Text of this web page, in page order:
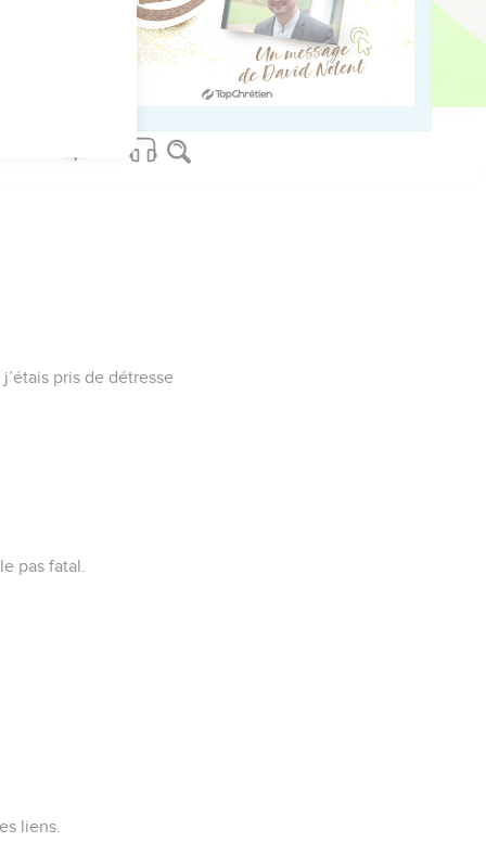
vive le Seigneur !
sur www.editionsbiblio.fr
pris de détresse
pas fatal.
liens.